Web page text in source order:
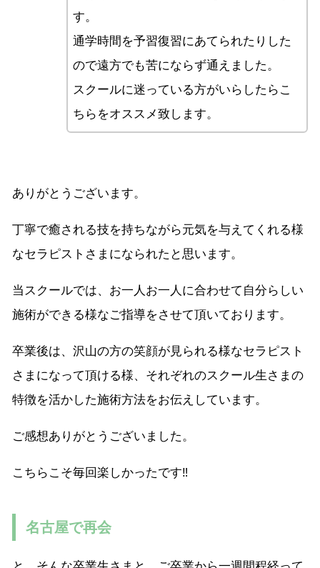
す。
通学時間を予習復習にあてられたりした
ので遠方でも苦にならず通えました。
スクールに迷っている方がいらしたらこ
ちらをオススメ致します。
ありがとうございます。
丁寧で癒される技を持ちながら元気を与えてくれる様
なセラピストさまになられたと思います。
当スクールでは、お一人お一人に合わせて自分らしい
施術ができる様なご指導をさせて頂いております。
卒業後は、沢山の方の笑顔が見られる様なセラピスト
さまになって頂ける様、それぞれのスクール生さまの
特徴を活かした施術方法をお伝えしています。
ご感想ありがとうございました。
こちらこそ毎回楽しかったです‼︎
名古屋で再会